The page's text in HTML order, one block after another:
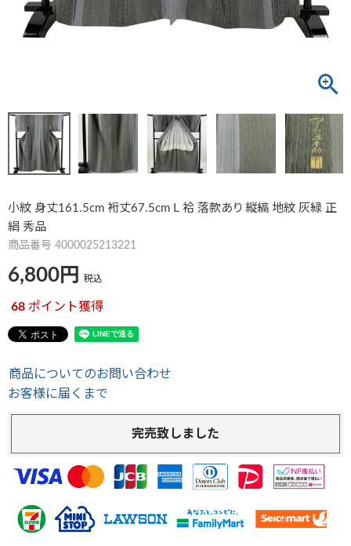
小紋 身丈161.5cm 裄丈67.5cm L 袷 落款あり 縦縞 地紋 灰緑 正
絹 秀品
商品番号 4000025213221
6,800 税込
68 ポイント獲得
商品についてのお問い合わせ
お客様に届くまで
完売致しました